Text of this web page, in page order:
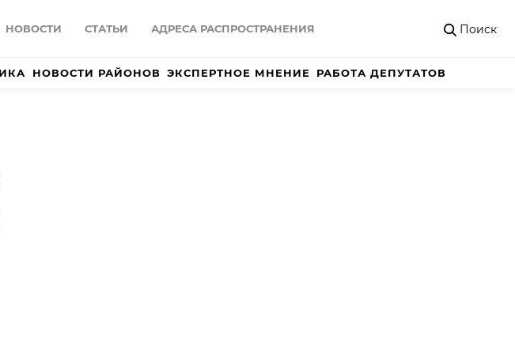
НОВОСТИ СТАТЬИ АДРЕСА РАСПРОСТРАНЕНИЯ Поиск
НОВОСТИ РАЙОНОВ ЭКСПЕРТНОЕ МНЕНИЕ РАБОТА ДЕПУТАТОВ